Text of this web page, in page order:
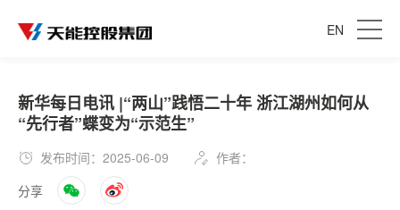
EN
新华每日电讯 |“两山”践悟二十年 浙江湖州如何从
“先行者”蝶变为“示范生”
发布时间：2025-06-09
作者：
分享